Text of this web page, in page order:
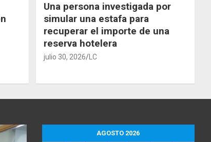
Una persona investigada por
simular una estafa para
recuperar el importe de una
reserva hotelera
julio 30, 2026 LC
AGOSTO 2026